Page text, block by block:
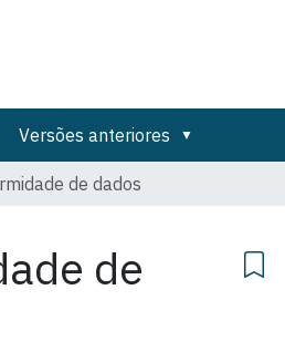
Versões anteriores
de dados
de